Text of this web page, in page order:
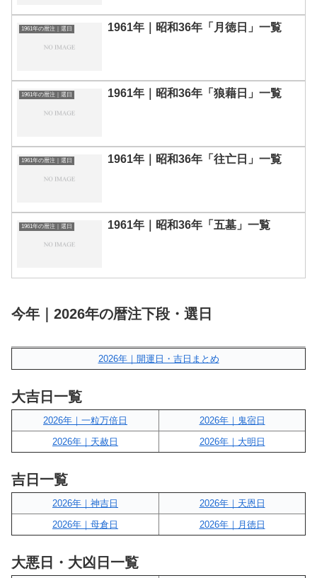
1961年の暦注｜選日 1961年｜昭和36年「月徳日」一覧
1961年の暦注｜選日 1961年｜昭和36年「狼藉日」一覧
1961年の暦注｜選日 1961年｜昭和36年「往亡日」一覧
1961年の暦注｜選日 1961年｜昭和36年「五墓」一覧
今年｜2026年の暦注下段・選日
2026年｜開運日・吉日まとめ
大吉日一覧
2026年｜一粒万倍日
2026年｜鬼宿日
2026年｜天赦日
2026年｜大明日
吉日一覧
2026年｜神吉日
2026年｜天恩日
2026年｜母倉日
2026年｜月徳日
大悪日・大凶日一覧